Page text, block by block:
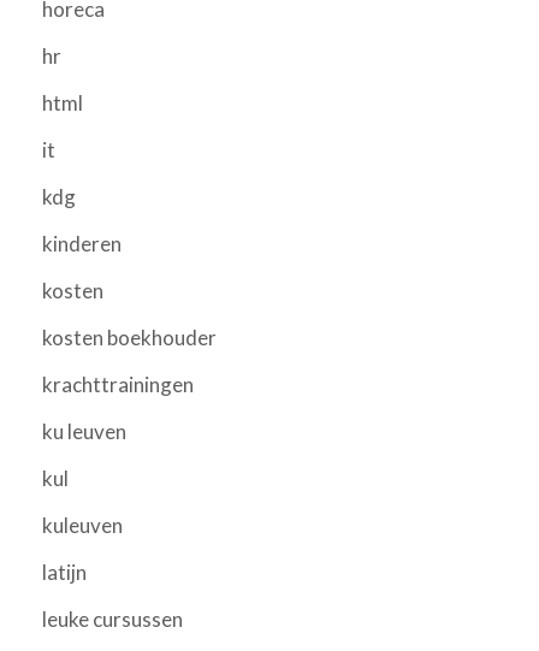
horeca
hr
html
it
kdg
kinderen
kosten
kosten boekhouder
krachttrainingen
ku leuven
kul
kuleuven
latijn
leuke cursussen